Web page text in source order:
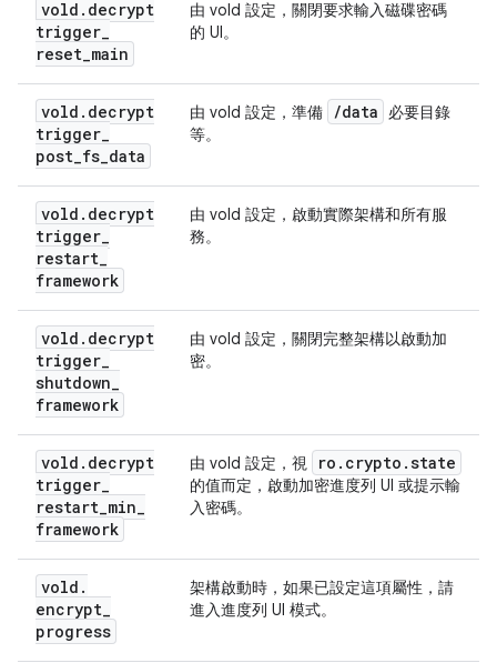
vold . decrypt
trigger_
reset_main
由 vold 設定，關閉要求輸入磁碟密碼
的 UI。
vold . decrypt
trigger_
post_fs_data
由 vold 設定，準備 /data
必要目錄
等。
vold . decrypt
trigger_
restart_
framework
由 vold 設定，啟動實際架構和所有服
務。
vold . decrypt
trigger_
shutdown_
framework
由 vold 設定，關閉完整架構以啟動加
密。
vold . decrypt
trigger_
restart_min_
framework
由 vold 設定，視 ro . crypto .state
的值而定，啟動加密進度列 UI 或提示輸
入密碼。
vold .
encrypt_
progress
架構啟動時，如果已設定這項屬性，請
進入進度列 UI 模式。